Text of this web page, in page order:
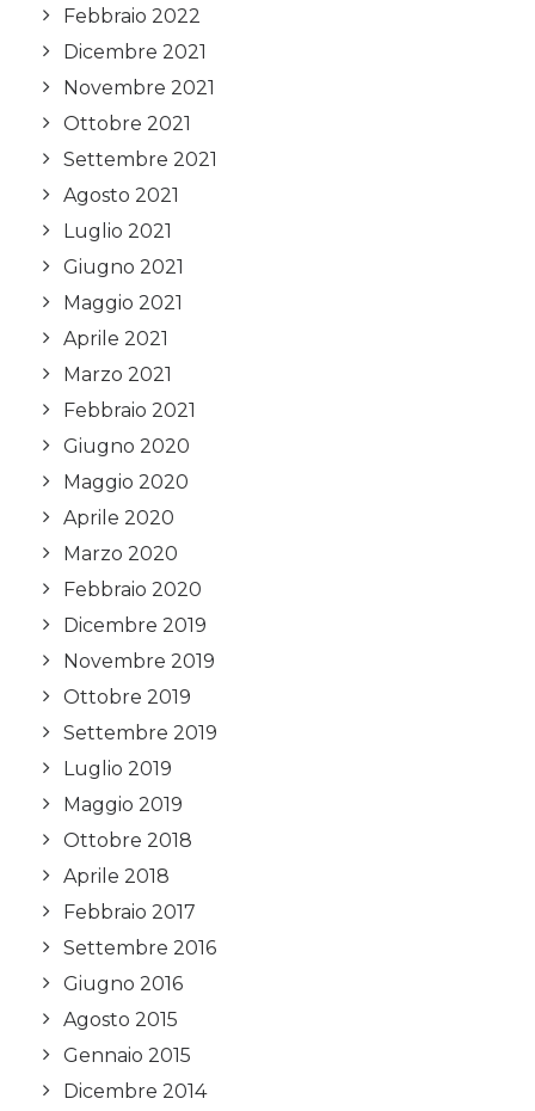
Febbraio 2022
Dicembre 2021
Novembre 2021
Ottobre 2021
Settembre 2021
Agosto 2021
Luglio 2021
Giugno 2021
Maggio 2021
Aprile 2021
Marzo 2021
Febbraio 2021
Giugno 2020
Maggio 2020
Aprile 2020
Marzo 2020
Febbraio 2020
Dicembre 2019
Novembre 2019
Ottobre 2019
Settembre 2019
Luglio 2019
Maggio 2019
Ottobre 2018
Aprile 2018
Febbraio 2017
Settembre 2016
Giugno 2016
Agosto 2015
Gennaio 2015
Dicembre 2014